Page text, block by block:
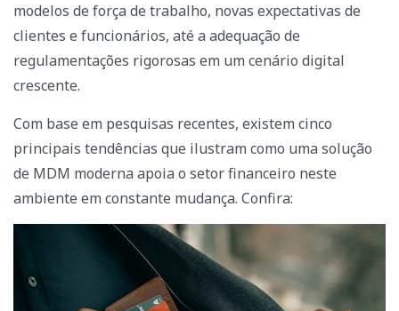
modelos de força de trabalho, novas expectativas de
clientes e funcionários, até a adequação de
regulamentações rigorosas em um cenário digital
crescente.
Com base em pesquisas recentes, existem cinco
principais tendências que ilustram como uma solução
de MDM moderna apoia o setor financeiro neste
ambiente em constante mudança. Confira: